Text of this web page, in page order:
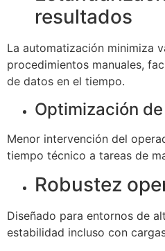
resultados
La automatización minimiza
procedimientos manuales,
de datos en el tiempo.
Optimización
Menor intervención del
tiempo técnico a tareas de
Robustez
Diseñado para entornos de
estabilidad incluso con